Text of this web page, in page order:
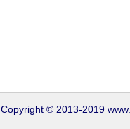
Copyright © 2013-2019